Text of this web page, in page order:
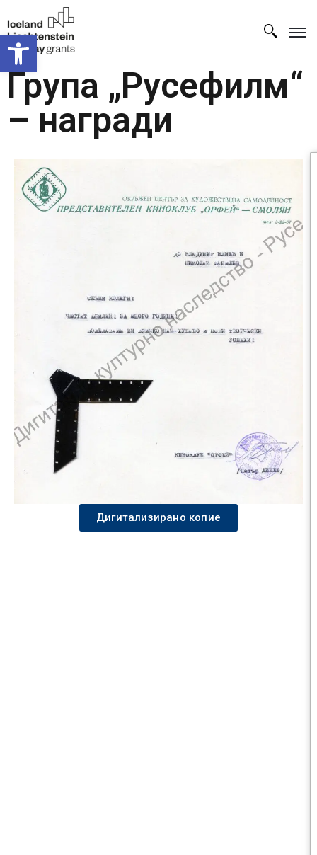
Open toolbar
Група „Русефилм“
– награди
Дигитализирано копие